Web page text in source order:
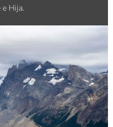
Hija.